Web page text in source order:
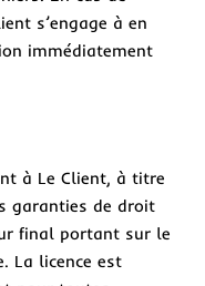
s’engage à en
immédiatement
à Le Client, à titre
garanties de droit
final portant sur le
La licence est